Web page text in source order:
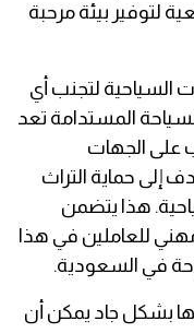
لتوفير بيئة مرحبة
السياحية لتجنب أي
المستدامة تعد
على الجهات
حماية التراث
هذا يتضمن
للعاملين في هذا
في السعودية.
بشكل جاد يمكن أن